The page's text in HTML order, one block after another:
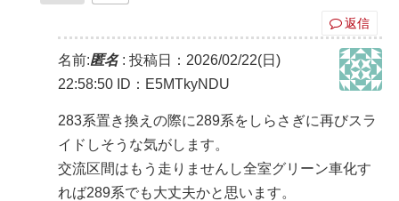
返信
名前:匿名: 投稿日：2026/02/22(日)
22:58:50 ID：E5MTkyNDU
283系置き換えの際に289系をしらさぎに再びスラ
イドしそうな気がします。
交流区間はもう走りませんし全室グリーン車化す
れば289系でも大丈夫かと思います。